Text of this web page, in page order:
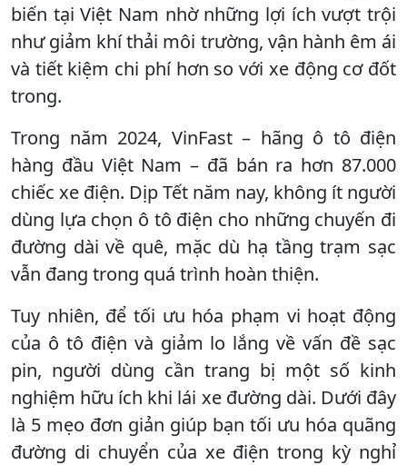
biến tại Việt Nam nhờ những lợi ích vượt trội
như giảm khí thải môi trường, vận hành êm ái
và tiết kiệm chi phí hơn so với xe động cơ đốt
trong.
Trong năm 2024, VinFast – hãng ô tô điện
hàng đầu Việt Nam – đã bán ra hơn 87.000
chiếc xe điện. Dịp Tết năm nay, không ít người
dùng lựa chọn ô tô điện cho những chuyến đi
đường dài về quê, mặc dù hạ tầng trạm sạc
vẫn đang trong quá trình hoàn thiện.
Tuy nhiên, để tối ưu hóa phạm vi hoạt động
của ô tô điện và giảm lo lắng về vấn đề sạc
pin, người dùng cần trang bị một số kinh
nghiệm hữu ích khi lái xe đường dài. Dưới đây
là 5 mẹo đơn giản giúp bạn tối ưu hóa quãng
đường di chuyển của xe điện trong kỳ nghỉ